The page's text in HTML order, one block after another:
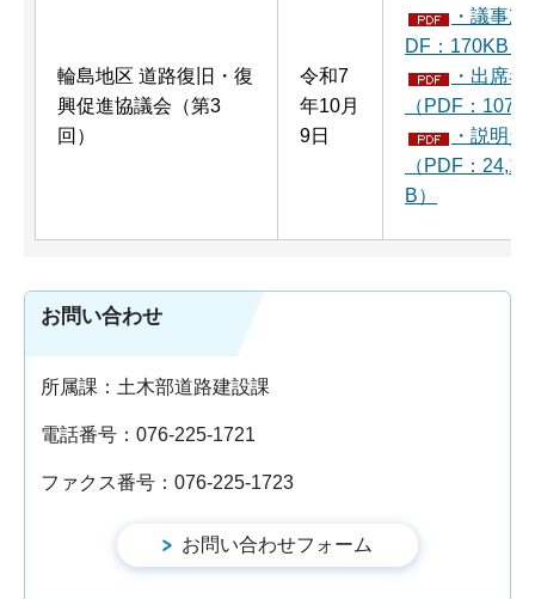
輪島地区 道路復旧・復
興促進協議会（第3
回）
令和7
年10月
9日
・議事
DF：170KB）
・出席者
（PDF：
・説明
（PDF：
B）
お問い合わせ
所属課：土木部道路建設課
電話番号：076-225-1721
ファクス番号：076-225-1723